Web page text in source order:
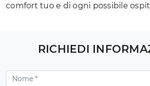
comfort tuo e di ogni possibile
RICHIEDI